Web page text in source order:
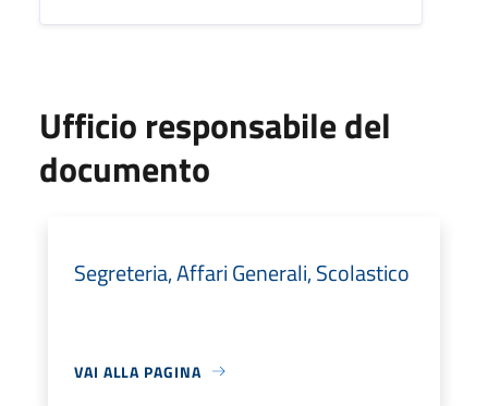
Ufficio responsabile del
documento
Segreteria, Affari Generali, Scolastico
VAI ALLA PAGINA